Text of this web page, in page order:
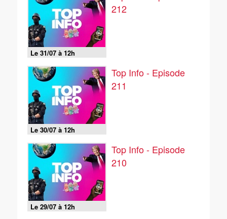
Le 31/07 à 12h
212
Le 30/07 à 12h
Top Info - Episode
211
Le 29/07 à 12h
Top Info - Episode
210